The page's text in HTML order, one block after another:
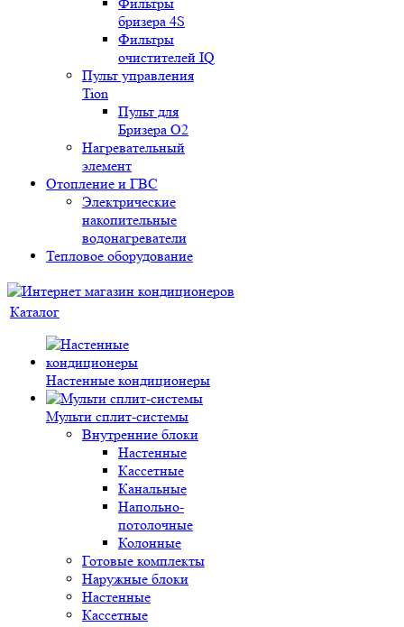
бризера 4S
Фильтры
очистителей IQ
Пульт управления
Tion
Пульт для
Бризера O2
Нагревательный
элемент
Отопление и ГВС
Электрические
накопительные
водонагреватели
Тепловое оборудование
Каталог
Настенные кондиционеры
Мульти сплит-системы
Внутренние блоки
Настенные
Кассетные
Канальные
Напольно-
потолочные
Колонные
Готовые комплекты
Наружные блоки
Настенные
Кассетные